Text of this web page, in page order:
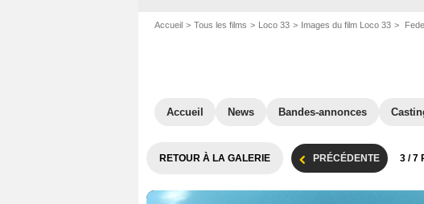
Accueil Tous les films Loco 33 Images du film Loco 33
Accueil News Bandes-annonces
RETOUR À LA GALERIE PRÉCÉDENTE 3 / 7